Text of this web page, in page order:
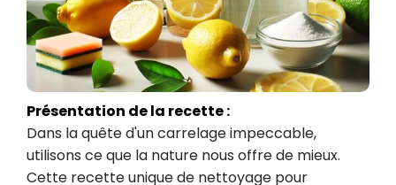
Présentation de la recette :
Dans la quête d'un carrelage impeccable,
utilisons ce que la nature nous offre de mieux.
Cette recette unique de nettoyage pour